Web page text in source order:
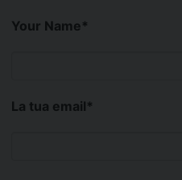
Your Name*
La tua email*